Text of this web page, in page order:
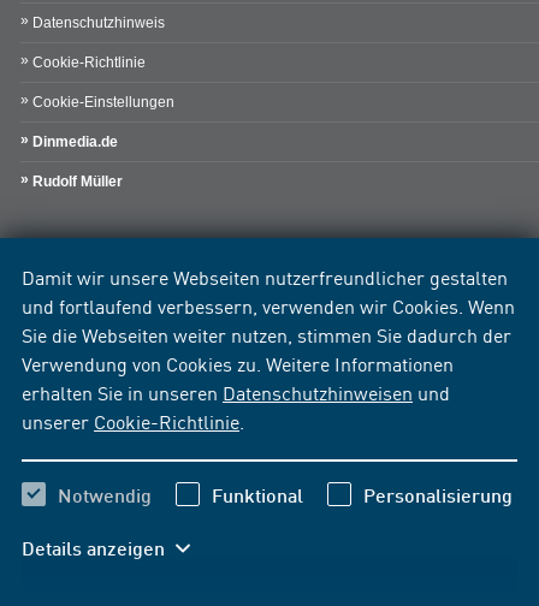
Damit wir unsere Webseiten nutzerfreundlicher gestalten
und fortlaufend verbessern, verwenden wir Cookies. Wenn
Sie die Webseiten weiter nutzen, stimmen Sie dadurch der
Verwendung von Cookies zu. Weitere Informationen
erhalten Sie in unseren Datenschutzhinweisen und
unserer Cookie-Richtlinie
Notwendig Funktional Personalisierung
Details anzeigen
Datenschutzhinweis
Cookie-Richtlinie
Cookie-Einstellungen
Dinmedia.de
Rudolf Müller